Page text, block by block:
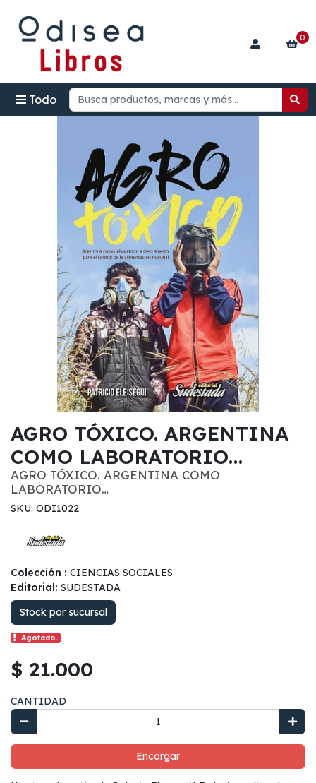
Todo
0
AGRO TÓXICO. ARGENTINA
COMO LABORATORIO…
AGRO TÓXICO. ARGENTINA COMO
LABORATORIO…
SKU: ODI1022
Colección : CIENCIAS SOCIALES
Editorial: SUDESTADA
Stock por sucursal
Agotado.
$ 21.000
CANTIDAD
Encargar